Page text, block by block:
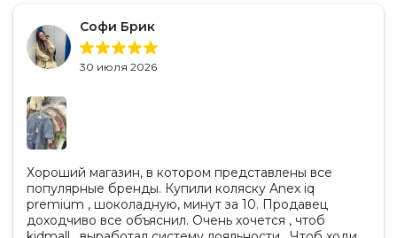
Софи Брик
30 июля 2026
Хороший магазин, в котором представлены все
популярные бренды. Купили коляску Anex iq
premium , шоколадную, минут за 10. Продавец
доходчиво все объяснил. Очень хочется , чтоб